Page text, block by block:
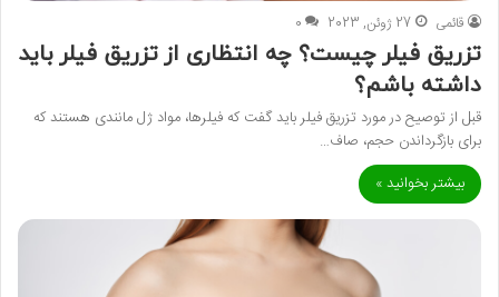
قائمی 27 ژوئن, 2023 0
تزریق فیلر چیست؟ چه انتظاری از تزریق فیلر باید
داشته باشم؟
قبل از توصیح در مورد تزریق فیلر باید گفت که فیلرها، مواد ژل مانندی هستند که
برای بازگرداندن حجم، صاف…
بیشتر بخوانید »